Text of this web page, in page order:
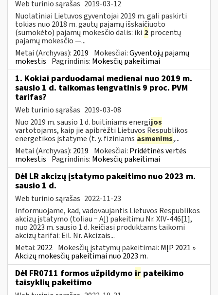
Web turinio sąrašas 2019-03-12
Nuolatiniai Lietuvos gyventojai 2019 m. gali paskirti
tokias nuo 2018 m. gautų pajamų išskaičiuoto
(sumokėto) pajamų mokesčio dalis: iki 2 procentų
pajamų mokesčio —...
Metai (Archyvas): 2019 Mokesčiai:Gyventojų pajamų
mokestis Pagrindinis: Mokesčių pakeitimai
1. Kokiai parduodamai medienai nuo 2019 m.
sausio 1 d. taikomas lengvatinis 9 proc. PVM
tarifas?
Web turinio sąrašas 2019-03-08
Nuo 2019 m. sausio 1 d. buitiniams energijos
vartotojams, kaip jie apibrėžti Lietuvos Respublikos
energetikos įstatyme (t. y. fiziniams asmenims,...
Metai (Archyvas): 2019 Mokesčiai: Pridėtinės vertės
mokestis Pagrindinis: Mokesčių pakeitimai
Dėl LR akcizų įstatymo pakeitimo nuo 2023 m.
sausio 1 d.
Web turinio sąrašas 2022-11-23
Informuojame, kad, vadovaujantis Lietuvos Respublikos
akcizų įstatymo (toliau − AĮ) pakeitimu Nr. XIV-446[1],
nuo 2023 m. sausio 1 d. keičiasi produktams taikomi
akcizų tarifai: Eil. Nr. Akcizais...
Metai: 2022 Mokesčių įstatymų pakeitimai: MĮP 2021 »
Akcizų mokesčių pakeitimai nuo 2023 m.
Dėl FR0711 formos užpildymo ir pateikimo
taisyklių pakeitimo